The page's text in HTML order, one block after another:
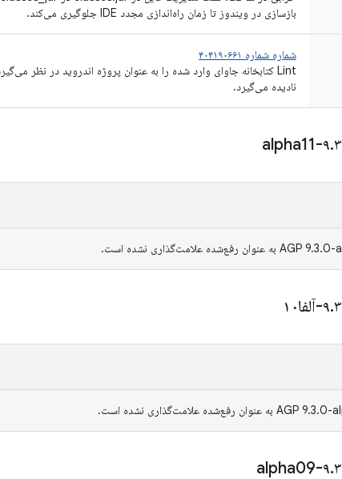
بازسازی در ویندوز تا زمان راه‌اندازی مجدد IDE جلوگیری می‌کند.
شماره شماره ۴۰۴۱۹۰۶۶۱
نادیده می‌گیرد.
.۳
.۳
.۳